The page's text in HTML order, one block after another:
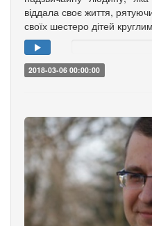
віддала своє життя,
своїх шестеро дітей
2018-03-06 00:00:00